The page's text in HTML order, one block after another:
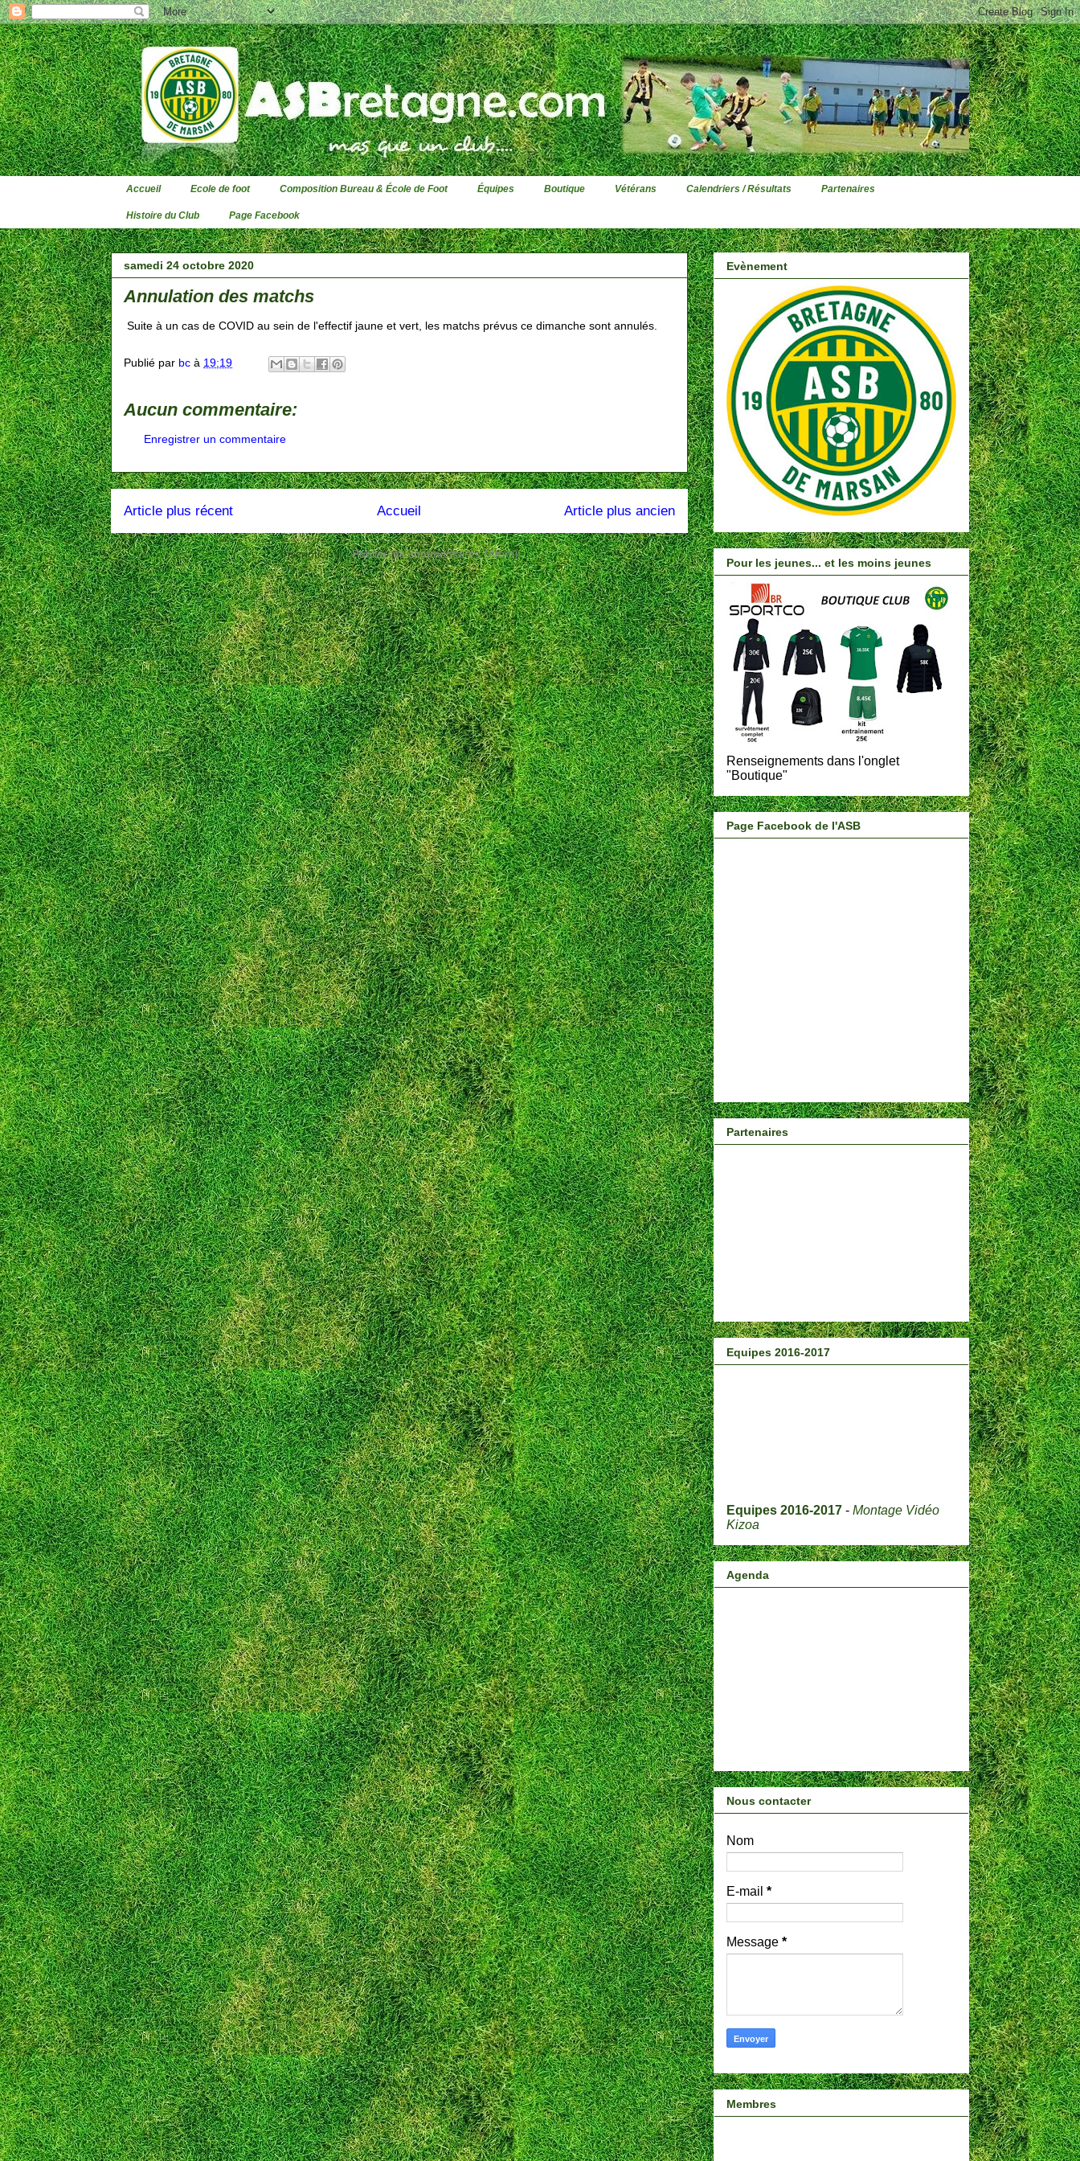
Accueil Ecole de foot Composition Bureau & École de Foot Équipes Boutique Vétérans Calendriers / Résultats Partenaires
Histoire du Club Page Facebook
samedi 24 octobre 2020
Annulation des matchs
Suite à un cas de COVID au sein de l'effectif jaune et vert, les matchs prévus ce dimanche sont annulés.
Publié par bc à 19:19
Aucun commentaire:
Enregistrer un commentaire
Article plus récent Article plus ancien
Accueil
Inscription à :Publier les commentaires (Atom)
Evènement
Pour les jeunes... et les moins jeunes
Renseignements dans l'onglet
"Boutique"
Page Facebook de l'ASB
Partenaires
Equipes 2016-2017
Equipes 2016-2017 - Montage Vidéo
Kizoa
Agenda
Nous contacter
Nom
E-mail *
Message *
Membres